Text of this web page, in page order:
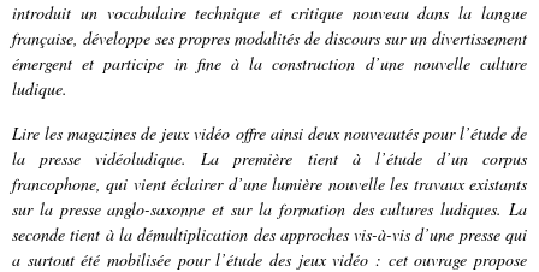
introduit un vocabulaire technique et critique nouveau dans la langue
française, développe ses propres modalités de discours sur un divertissement
émergent et participe in fine à la construction d’une nouvelle culture
ludique.
Lire les magazines de jeux vidéo offre ainsi deux nouveautés pour l’étude de
la presse vidéoludique. La première tient à l’étude d’un corpus
francophone, qui vient éclairer d’une lumière nouvelle les travaux existants
sur la presse anglo-saxonne et sur la formation des cultures ludiques. La
seconde tient à la démultiplication des approches vis-à-vis d’une presse qui
a surtout été mobilisée pour l’étude des jeux vidéo : cet ouvrage propose